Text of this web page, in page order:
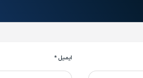
ایمیل*